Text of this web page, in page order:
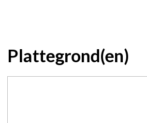
Plattegrond(en)